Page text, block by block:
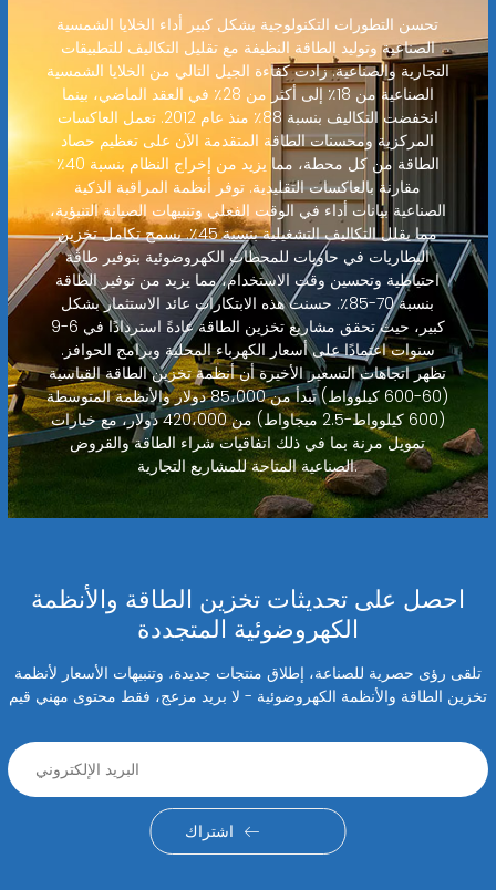
تحسن التطورات التكنولوجية بشكل كبير أداء الخلايا الشمسية
الصناعية وتوليد الطاقة النظيفة مع تقليل التكاليف للتطبيقات
التجارية والصناعية. زادت كفاءة الجيل التالي من الخلايا الشمسية
الصناعية من 18٪ إلى أكثر من 28٪ في العقد الماضي، بينما
انخفضت التكاليف بنسبة 88٪ منذ عام 2012. تعمل العاكسات
المركزية ومحسنات الطاقة المتقدمة الآن على تعظيم حصاد
الطاقة من كل محطة، مما يزيد من إخراج النظام بنسبة 40٪
مقارنة بالعاكسات التقليدية. توفر أنظمة المراقبة الذكية
الصناعية بيانات أداء في الوقت الفعلي وتنبيهات الصيانة التنبؤية،
مما يقلل التكاليف التشغيلية بنسبة 45٪. يسمح تكامل تخزين
البطاريات في حاويات للمحطات الكهروضوئية بتوفير طاقة
احتياطية وتحسين وقت الاستخدام، مما يزيد من توفير الطاقة
بنسبة 70-85٪. حسنت هذه الابتكارات عائد الاستثمار بشكل
كبير، حيث تحقق مشاريع تخزين الطاقة عادةً استردادًا في 6-9
سنوات اعتمادًا على أسعار الكهرباء المحلية وبرامج الحوافز.
تظهر اتجاهات التسعير الأخيرة أن أنظمة تخزين الطاقة القياسية
(60-600 كيلوواط) تبدأ من 85،000 دولار والأنظمة المتوسطة
(600 كيلوواط-2.5 ميجاواط) من 420،000 دولار، مع خيارات
تمويل مرنة بما في ذلك اتفاقيات شراء الطاقة والقروض
الصناعية المتاحة للمشاريع التجارية.
احصل على تحديثات تخزين الطاقة والأنظمة
الكهروضوئية المتجددة
تلقى رؤى حصرية للصناعة، إطلاق منتجات جديدة، وتنبيهات الأسعار لأنظمة
تخزين الطاقة والأنظمة الكهروضوئية - لا بريد مزعج، فقط محتوى مهني قيم
اشتراك